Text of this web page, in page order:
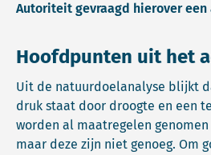
Autoriteit gevraagd hierover een
Hoofdpunten uit het
Uit de natuurdoelanalyse blijkt
druk staat door droogte en een
worden al maatregelen
maar deze zijn niet genoeg. Om